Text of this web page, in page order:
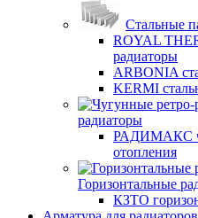
Стальные
ROYAL
радиаторы
ARBONIA
KERMI
радиаторы
РАДИМАКС
отопления
Горизонтальные
КЗТО